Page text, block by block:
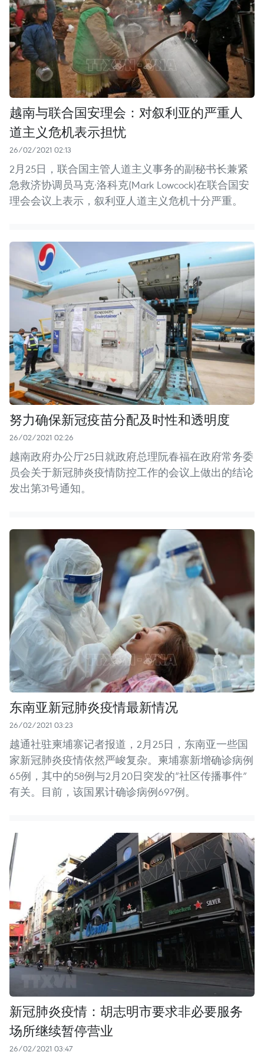
越南与联合国安理会：对叙利亚的严重人
道主义危机表示担忧
26/02/2021 02:13
2月25日，联合国主管人道主义事务的副秘书长兼紧
急救济协调员马克·洛科克(Mark Lowcock)在联合国安
理会会议上表示，叙利亚人道主义危机十分严重。
努力确保新冠疫苗分配及时性和透明度
26/02/2021 02:26
越南政府办公厅25日就政府总理阮春福在政府常务委
员会关于新冠肺炎疫情防控工作的会议上做出的结论
发出第31号通知。
东南亚新冠肺炎疫情最新情况
26/02/2021 03:23
越通社驻柬埔寨记者报道，2月25日，东南亚一些国
家新冠肺炎疫情依然严峻复杂。柬埔寨新增确诊病例
65例，其中的58例与2月20日突发的“社区传播事件”
有关。目前，该国累计确诊病例697例。
新冠肺炎疫情：胡志明市要求非必要服务
场所继续暂停营业
26/02/2021 03:47